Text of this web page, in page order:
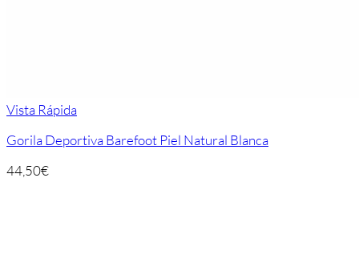
Vista Rápida
Gorila Deportiva Barefoot Piel Natural Blanca
44,50€